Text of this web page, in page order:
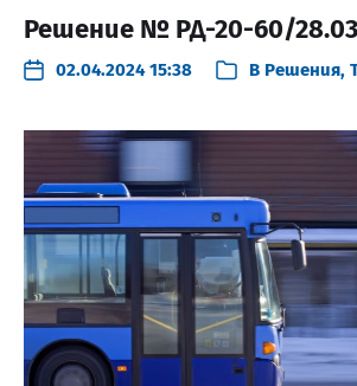
Решение № РД-20-60/
02.04.2024 15:38 В Решения,